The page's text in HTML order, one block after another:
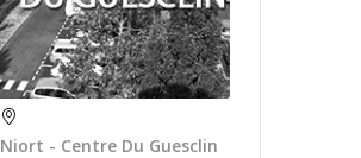
Niort - Centre Du Guesclin